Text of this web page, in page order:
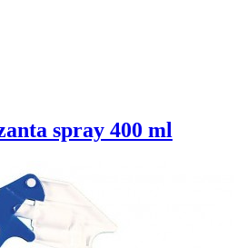
spray 400 ml